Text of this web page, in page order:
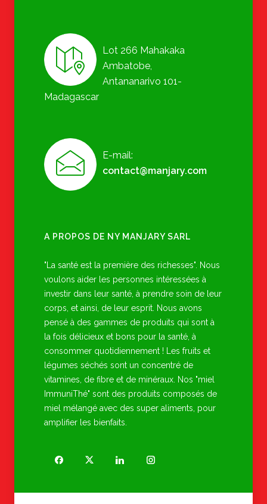
Lot 266 Mahakaka
Ambatobe,
Antananarivo 101-
Madagascar
E-mail:
contact@manjary.com
A PROPOS DE NY MANJARY SARL
"La santé est la première des richesses". Nous
voulons aider les personnes intéressées à
investir dans leur santé, à prendre soin de leur
corps, et ainsi, de leur esprit. Nous avons
pensé à des gammes de produits qui sont à
la fois délicieux et bons pour la santé, à
consommer quotidiennement ! Les fruits et
légumes séchés sont un concentré de
vitamines, de fibre et de minéraux. Nos "miel
ImmuniThé" sont des produits composés de
miel mélangé avec des super aliments, pour
amplifier les bienfaits.